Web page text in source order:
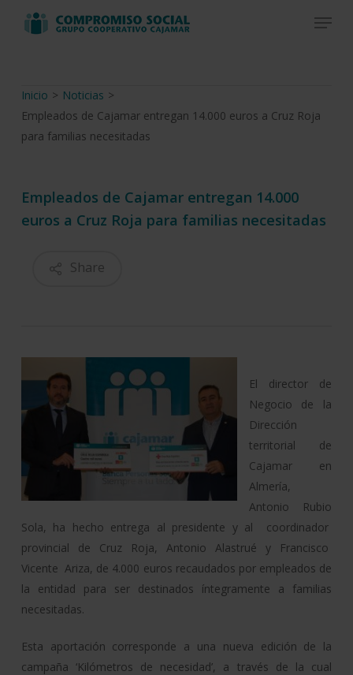
Menu
Inicio > Noticias >
Empleados de Cajamar entregan 14.000 euros a Cruz Roja
para familias necesitadas
Empleados de Cajamar entregan 14.000
euros a Cruz Roja para familias necesitadas
Share
El director de
Negocio de la
Dirección
territorial de
Cajamar en
Almería,
Antonio Rubio
Sola, ha hecho entrega al presidente y al coordinador
provincial de Cruz Roja, Antonio Alastrué y Francisco
Vicente Ariza, de 4.000 euros recaudados por empleados de
la entidad para ser destinados íntegramente a familias
necesitadas.
Esta aportación corresponde a una nueva edición de la
campaña ‘Kilómetros de necesidad’, a través de la cual